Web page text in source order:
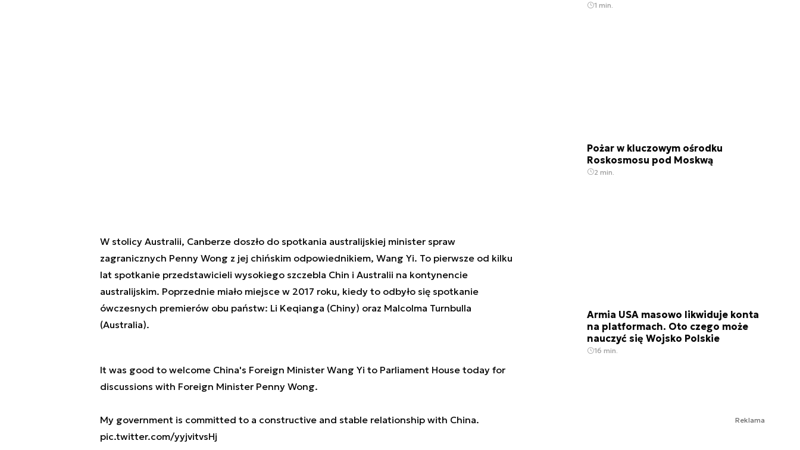
W stolicy Australii, Canberze doszło do spotkania australijskiej minister spraw
zagranicznych Penny Wong z jej chińskim odpowiednikiem, Wang Yi. To pierwsze od kilku
lat spotkanie przedstawicieli wysokiego szczebla Chin i Australii na kontynencie
australijskim. Poprzednie miało miejsce w 2017 roku, kiedy to odbyło się spotkanie
ówczesnych premierów obu państw: Li Keqianga (Chiny) oraz Malcolma Turnbulla
(Australia).
It was good to welcome China's Foreign Minister Wang Yi to Parliament House today for
discussions with Foreign Minister Penny Wong.
My government is committed to a constructive and stable relationship with China.
pic.twitter.com/yyjvitvsHj
1 min.
Pożar w kluczowym ośrodku
Roskosmosu pod Moskwą
2 min.
Armia USA masowo likwiduje konta
na platformach. Oto czego może
nauczyć się Wojsko Polskie
16 min.
Reklama